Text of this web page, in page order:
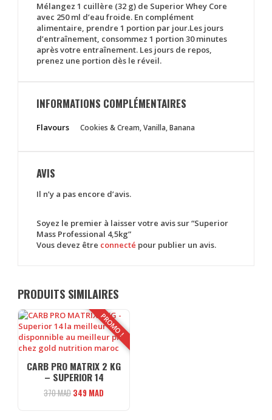
Mélangez 1 cuillère (32 g) de Superior Whey Core
avec 250 ml d’eau froide. En complément
alimentaire, prendre 1 portion par jour.Les jours
d’entraînement, consommez 1 portion 30 minutes
après votre entraînement. Les jours de repos,
prenez une portion dès le réveil.
INFORMATIONS COMPLÉMENTAIRES
Flavours Cookies & Cream, Vanilla, Banana
AVIS
Il n’y a pas encore d’avis.
Soyez le premier à laisser votre avis sur “Superior
Mass Professional 4,5kg”
Vous devez être connecté pour publier un avis.
PRODUITS SIMILAIRES
PROMO !
CARB PRO MATRIX 2 KG
– SUPERIOR 14
370MAD Le
349 MAD